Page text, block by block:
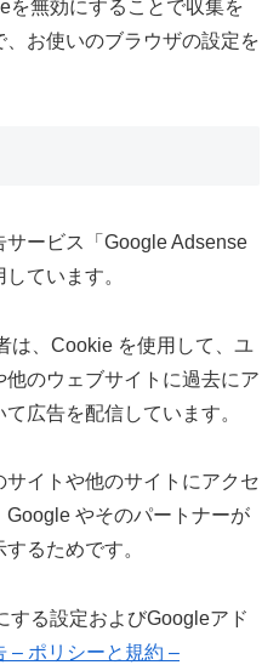
を無効にすることで収集を
お使いのブラウザの設定を
ービス「Google Adsense
ています。
は、Cookie を使用して、ユ
のウェブサイトに過去にア
広告を配信しています。
イトや他のサイトにアクセ
やそのパートナーが
るためです。
する設定およびGoogleアド
– ポリシーと規約 –